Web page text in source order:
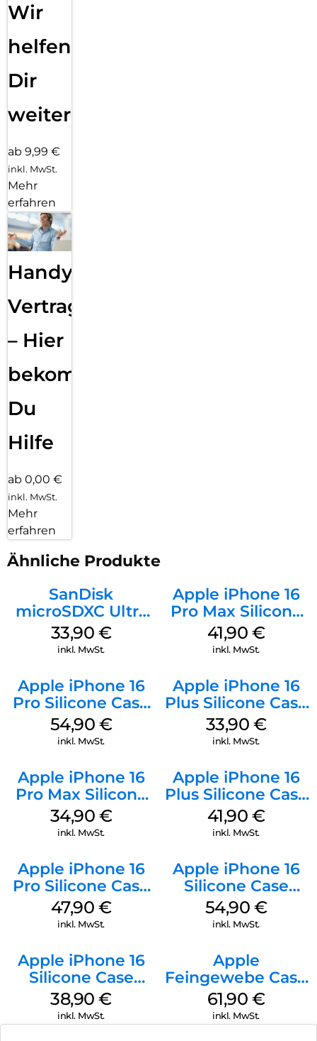
Wir
helfen
Dir
weiter
ab 9,99 €
inkl. MwSt.
Mehr
erfahren
Handy
Vertragsabwicklung
– Hier
bekommst
Du
Hilfe
ab 0,00 €
inkl. MwSt.
Mehr
erfahren
Ähnliche Produkte
SanDisk
microSDXC Ultra
128 GB + Adapter
Mobile
33,90 €
inkl. MwSt.
Apple iPhone 16
Pro Max Silicone
Case MagSafe
Ultramarine
41,90 €
inkl. MwSt.
Apple iPhone 16
Pro Silicone Case
MagSafe Black
54,90 €
inkl. MwSt.
Apple iPhone 16
Plus Silicone Case
MagSafe Lake
Green
33,90 €
inkl. MwSt.
Apple iPhone 16
Pro Max Silicone
Case MagSafe
Denim
34,90 €
inkl. MwSt.
Apple iPhone 16
Plus Silicone Case
MagSafe Stone
Gray
41,90 €
inkl. MwSt.
Apple iPhone 16
Pro Silicone Case
MagSafe Denim
47,90 €
inkl. MwSt.
Apple iPhone 16
Silicone Case
MagSafe Lake
Green
54,90 €
inkl. MwSt.
Apple iPhone 16
Silicone Case
MagSafe
Ultramarine
38,90€
inkl. MwSt.
Apple
Feingewebe Case
iPhone 15 Pro
MagSafe Schwarz
61,90 €
inkl. MwSt.